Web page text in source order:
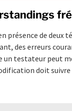
de deux
des erreurs
un testateur peut
doit